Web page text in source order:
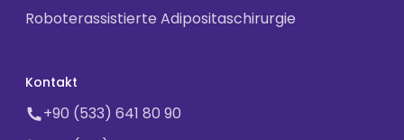
Roboterassistierte Adipositaschirurgie
Kontakt
+90 (533) 641 80 90